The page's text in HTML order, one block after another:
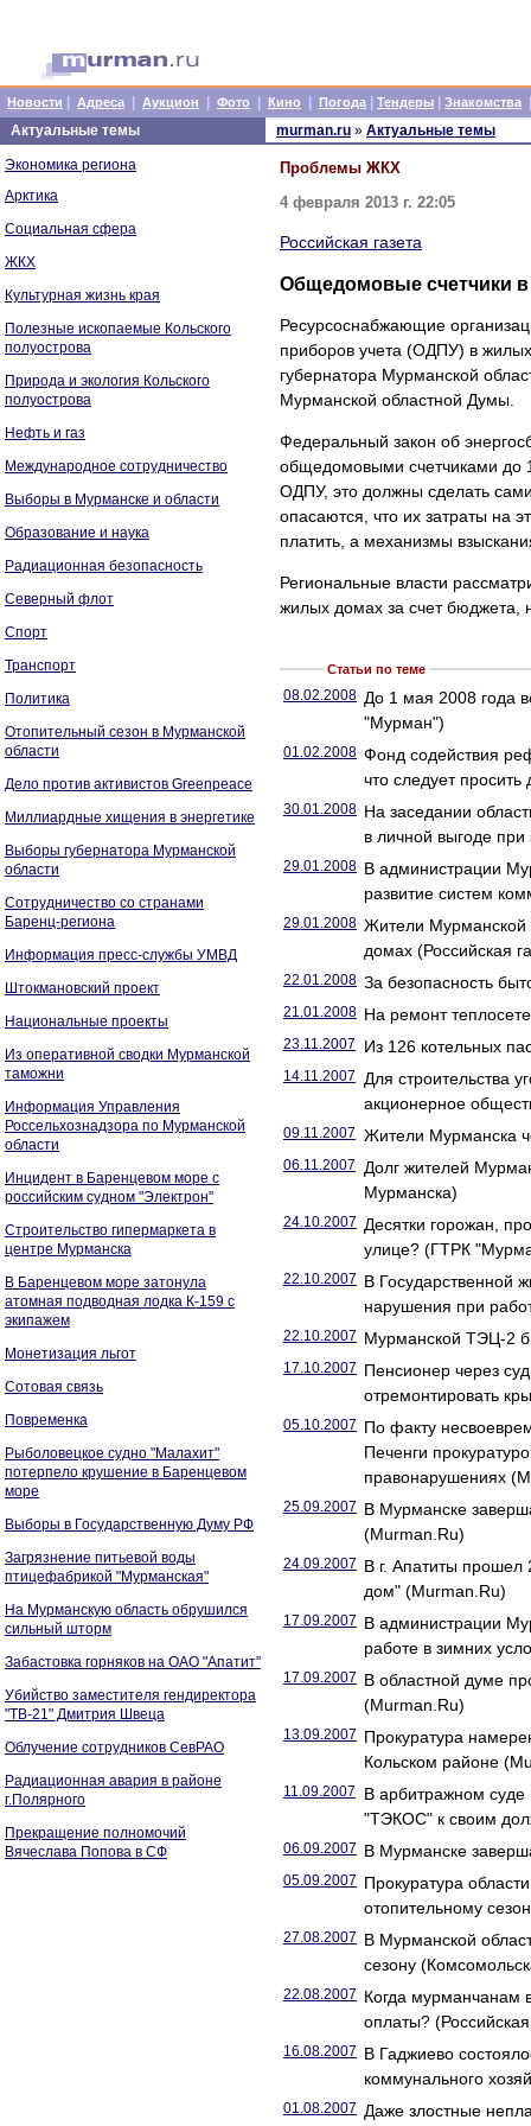
Новости Адреса Аукцион Фото Кино Погода Тендеры Знакомства
Актуальные темы
Экономика региона
Арктика
Социальная сфера
ЖКХ
Культурная жизнь края
Полезные ископаемые Кольского
полуострова
Природа и экология Кольского
полуострова
Нефть и газ
Международное сотрудничество
Выборы в Мурманске и области
Образование и наука
Радиационная безопасность
Северный флот
Спорт
Транспорт
Политика
Отопительный сезон в Мурманской
области
Дело против активистов Greenpeace
Миллиардные хищения в энергетике
Выборы губернатора Мурманской
области
Сотрудничество со странами
Баренц-региона
Информация пресс-службы УМВД
Штокмановский проект
Национальные проекты
Из оперативной сводки Мурманской
таможни
Информация Управления
Россельхознадзора по Мурманской
области
Инцидент в Баренцевом море с
российским судном "Электрон"
Строительство гипермаркета в
центре Мурманска
В Баренцевом море затонула
атомная подводная лодка К-159 с
экипажем
Монетизация льгот
Сотовая связь
Повременка
Рыболовецкое судно "Малахит"
потерпело крушение в Баренцевом
море
Выборы в Государственную Думу РФ
Загрязнение питьевой воды
птицефабрикой "Мурманская"
На Мурманскую область обрушился
сильный шторм
Забастовка горняков на ОАО "Апатит"
Убийство заместителя гендиректора
"ТВ-21" Дмитрия Швеца
Облучение сотрудников СевРАО
Радиационная авария в районе
г.Полярного
Прекращение полномочий
Вячеслава Попова в СФ
murman.ru » Актуальные темы
Проблемы ЖКХ
4 февраля 2013 г. 22:05
Российская газета
Общедомовые счетчики в
Ресурсоснабжающие
приборов учета (ОДПУ) в
губернатора Мурманской
Мурманской областной Думы.
Федеральный закон об
общедомовыми счетчиками до
ОДПУ, это должны сделать
опасаются, что их затраты на
платить, а механизмы
Региональные власти
жилых домах за счет бюджета,
Статьи по теме
08.02.2008 До 1 мая 2008 года
"Мурман")
01.02.2008 Фонд содействия
что следует
30.01.2008 На заседании
в личной выгоде
29.01.2008 В администрации
развитие систем
29.01.2008 Жители Мурманской
домах (Российская
22.01.2008 За безопасность
21.01.2008 На ремонт
23.11.2007 Из 126 котельных
14.11.2007
Для строительства
акционерное
09.11.2007 Жители Мурманска
06.11.2007
Долг жителей
Мурманска)
24.10.2007 Десятки горожан,
улице? (ГТРК
22.10.2007 В Государственной
нарушения при
22.10.2007 Мурманской ТЭЦ-2
17.10.2007 Пенсионер через
отремонтировать
05.10.2007 По факту
Печенги
правонарушениях
25.09.2007 В Мурманске
(Murman.Ru)
24.09.2007 В г. Апатиты
дом" (Murman.Ru)
17.09.2007 В администрации
работе в зимних
17.09.2007 В областной думе
(Murman.Ru)
13.09.2007 Прокуратура
Кольском районе
11.09.2007
В арбитражном
"ТЭКОС" к своим
06.09.2007 В Мурманске
05.09.2007 Прокуратура
отопительному
27.08.2007 В Мурманской
сезону
22.08.2007 Когда мурманчанам
оплаты? (Российская
16.08.2007 В Гаджиево
коммунального
01.08.2007 Даже злостные